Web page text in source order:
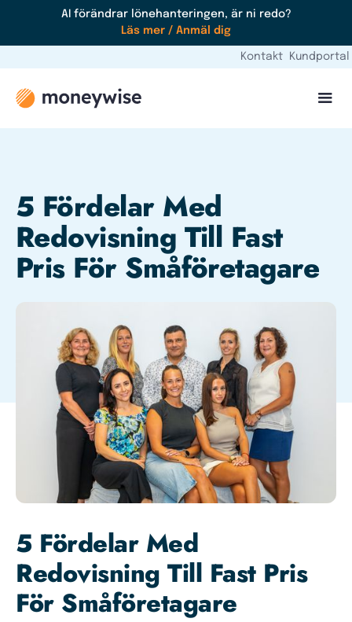
AI förändrar lönehanteringen, är ni redo?
Läs mer / Anmäl dig
Kontakt Kundportal
5 Fördelar Med
Redovisning Till Fast
Pris För Småföretagare
5 Fördelar Med
Redovisning Till Fast Pris
För Småföretagare